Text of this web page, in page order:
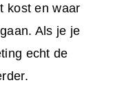
kost en waar
Als je je
echt de